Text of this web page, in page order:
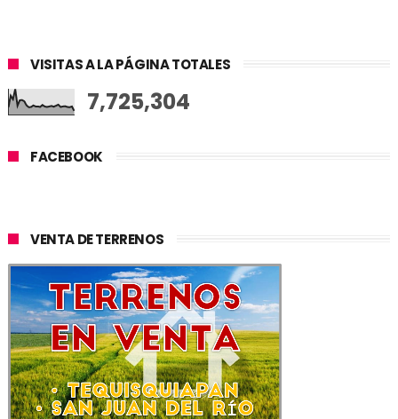
VISITAS A LA PÁGINA TOTALES
7,725,304
FACEBOOK
VENTA DE TERRENOS